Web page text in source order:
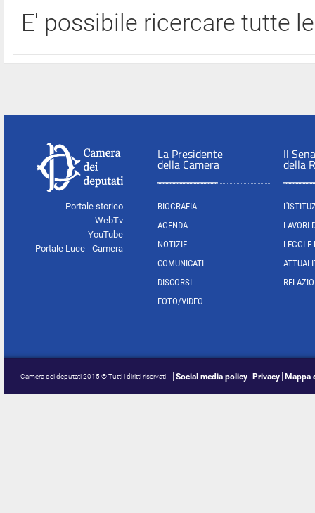
E' possibile ricercare tutte
Portale storico
WebTv
YouTube
Portale Luce - Camera
La Presidente
della Camera
BIOGRAFIA
AGENDA
NOTIZIE
COMUNICATI
DISCORSI
FOTO/VIDEO
Il
della
LAVORI
LEGGI E
Camera dei deputati 2015 © Tutti i diritti riservati Social media policy Privacy Mappa